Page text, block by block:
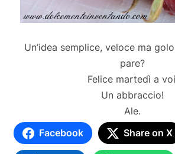
Un’idea semplice, veloce ma
pare?
Felice martedì a
Un abbraccio!
Ale.
Facebook
Share on X